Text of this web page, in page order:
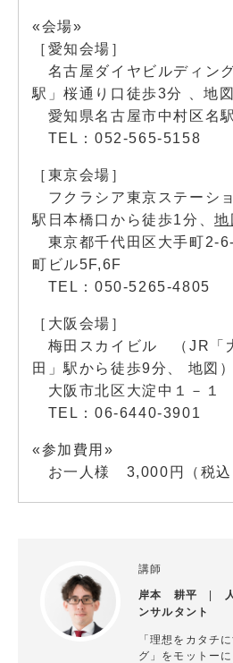
«会場»
［愛知会場］
名古屋ダイヤビルディン
駅」桜通り口徒歩3分 、地図
愛知県名古屋市中村区名
TEL：052-565-5158
［東京会場］
フクラシア東京ステーシ
駅日本橋口から徒歩1分、地
東京都千代田区大手町2-
町ビル5F,6F
TEL：050-5265-4805
［大阪会場］
梅田スカイビル （JR「
田」駅から徒歩9分、
地図 ）
大阪市北区大淀中１－１
TEL：06-6440-3901
«参加費用»
お一人様 3,000円（税込
講師
岸本 耕平
ンサルタント
「理想をカタチ
グ」をモットー